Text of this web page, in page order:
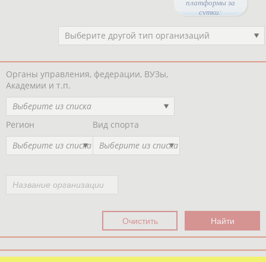
платформы за
сутки:
Выберите другой тип организаций
Органы управления, федерации, ВУЗы,
Академии и т.п.
Выберите из списка
Регион
Выберите из списка
Вид спорта
Выберите из списка